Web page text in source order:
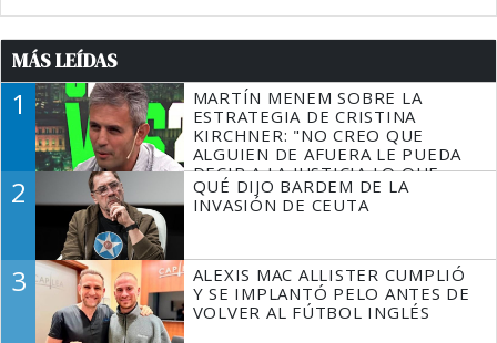
MÁS LEÍDAS
1
MARTÍN MENEM SOBRE LA
ESTRATEGIA DE CRISTINA
KIRCHNER: "NO CREO QUE
ALGUIEN DE AFUERA LE PUEDA
DECIR A LA JUSTICIA LO QUE
TIENE QUE HACER"
2
QUÉ DIJO BARDEM DE LA
INVASIÓN DE CEUTA
3
ALEXIS MAC ALLISTER CUMPLIÓ
Y SE IMPLANTÓ PELO ANTES DE
VOLVER AL FÚTBOL INGLÉS